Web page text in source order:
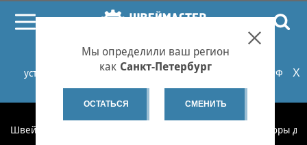
При проблемах с онлайн-оплатой заказов на сайте
установите российские сертификаты НУЦ Минцифры РФ
или используйте Яндекс.Браузер.Подробнее...
X
Мы определили ваш регион
как Санкт-Петербург
ОСТАТЬСЯ СМЕНИТЬ
Швеймастер Моторы